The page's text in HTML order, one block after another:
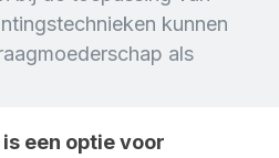
kunnen
als
een optie voor